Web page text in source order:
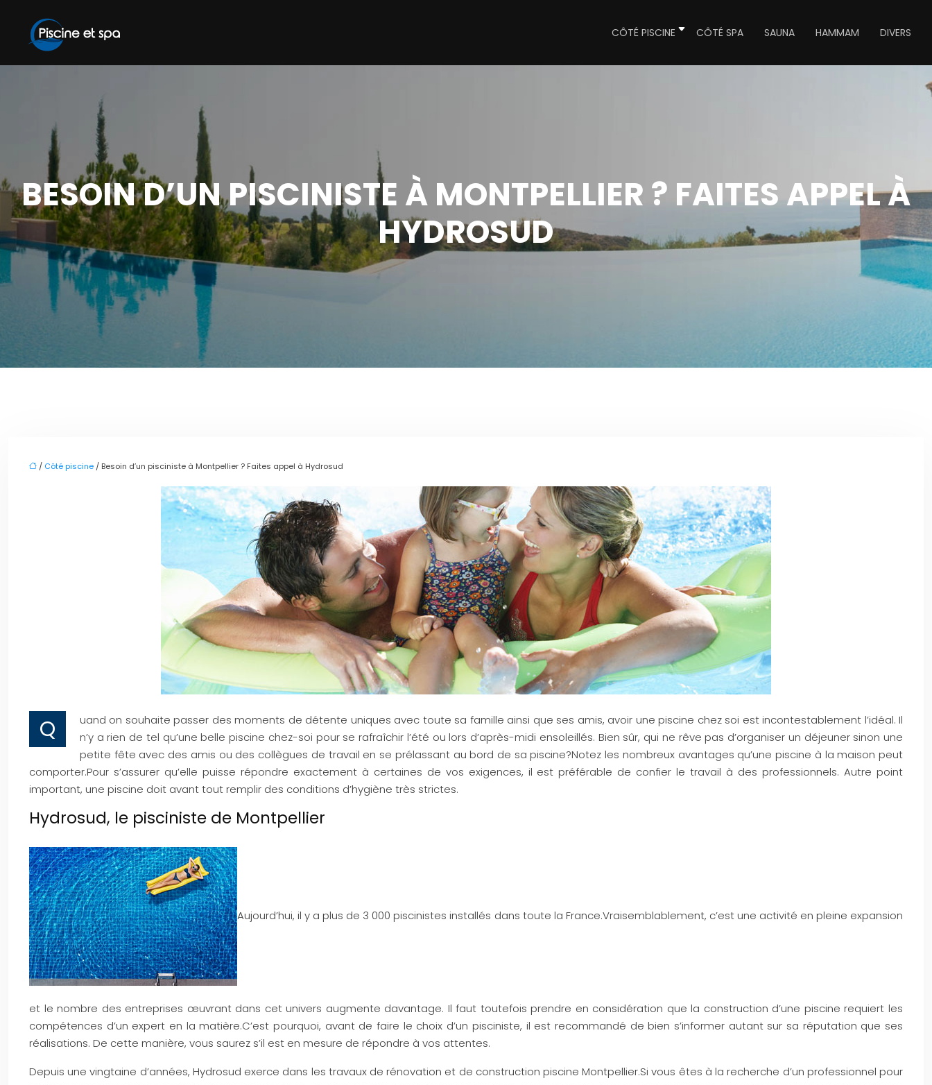
CÔTÉ PISCINE CÔTÉ SPA SAUNA HAMMAM DIVERS
BESOIN D’UN PISCINISTE À MONTPELLIER ? FAITES APPEL À
HYDROSUD
/ Côté piscine / Besoin d’un pisciniste à Montpellier ? Faites appel à Hydrosud
Q
uand on souhaite passer des moments de détente uniques avec toute sa famille ainsi que ses amis, avoir une piscine chez soi est incontestablement l’idéal. Il
n’y a rien de tel qu’une belle piscine chez-soi pour se rafraîchir l’été ou lors d’après-midi ensoleillés. Bien sûr, qui ne rêve pas d’organiser un déjeuner sinon une
petite fête avec des amis ou des collègues de travail en se prélassant au bord de sa piscine?Notez les nombreux avantages qu’une piscine à la maison peut
comporter.Pour s’assurer qu’elle puisse répondre exactement à certaines de vos exigences, il est préférable de confier le travail à des professionnels. Autre point
important, une piscine doit avant tout remplir des conditions d’hygiène très strictes.
Hydrosud, le pisciniste de Montpellier
Aujourd’hui, il y a plus de 3 000 piscinistes installés dans toute la France.Vraisemblablement, c’est une activité en pleine expansion
et le nombre des entreprises œuvrant dans cet univers augmente davantage. Il faut toutefois prendre en considération que la construction d’une piscine requiert les
compétences d’un expert en la matière.C’est pourquoi, avant de faire le choix d’un pisciniste, il est recommandé de bien s’informer autant sur sa réputation que ses
réalisations. De cette manière, vous saurez s’il est en mesure de répondre à vos attentes.
Depuis une vingtaine d’années, Hydrosud exerce dans les travaux de rénovation et de construction piscine Montpellier.Si vous êtes à la recherche d’un professionnel pour